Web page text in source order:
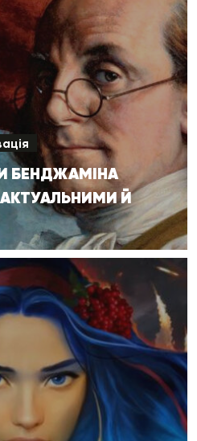
БЕНДЖАМІНА
АКТУАЛЬНИМИ Й